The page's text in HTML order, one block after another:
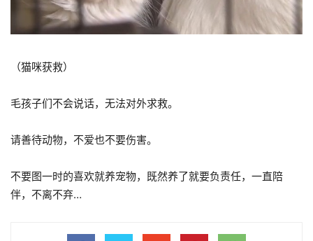
（猫咪获救）
毛孩子们不会说话，无法对外求救。
请善待动物，不爱也不要伤害。
不要图一时的喜欢就养宠物，既然养了就要负责任，一直陪
伴，不离不弃…